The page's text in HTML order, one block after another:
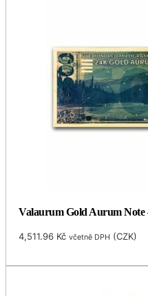
Valaurum Gold Aurum Note
4,511.96 Kč včetně DPH (CZK)